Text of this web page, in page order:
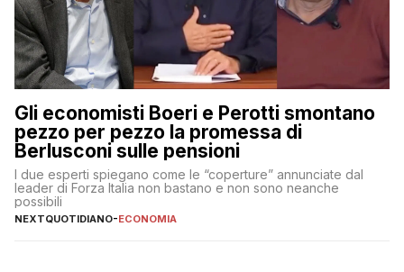
Gli economisti Boeri e Perotti smontano
pezzo per pezzo la promessa di
Berlusconi sulle pensioni
I due esperti spiegano come le “coperture” annunciate dal
leader di Forza Italia non bastano e non sono neanche
possibili
NEXTQUOTIDIANO-ECONOMIA